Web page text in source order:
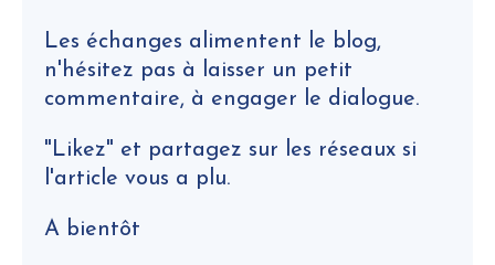
Les échanges alimentent le blog,
n'hésitez pas à laisser un petit
commentaire, à engager le dialogue.
"Likez" et partagez sur les réseaux si
l'article vous a plu.
A bientôt